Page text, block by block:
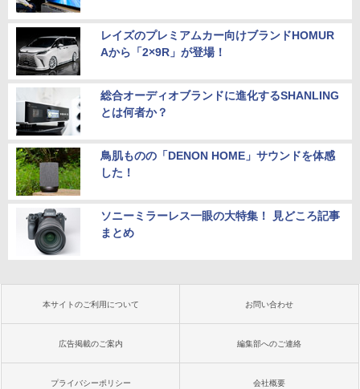
レイズのプレミアムカー向けブランドHOMUR
Aから「2×9R」が登場！
総合オーディオブランドに進化するSHANLING
とは何者か？
鳥肌ものの「DENON HOME」サウンドを体感
した！
ソニーミラーレス一眼の大特集！ 見どころ記事
まとめ
本サイトのご利用について お問い合わせ
広告掲載のご案内 編集部へのご連絡
プライバシーポリシー 会社概要